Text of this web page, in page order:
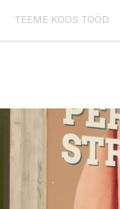
TEEME KOOS TÖÖD